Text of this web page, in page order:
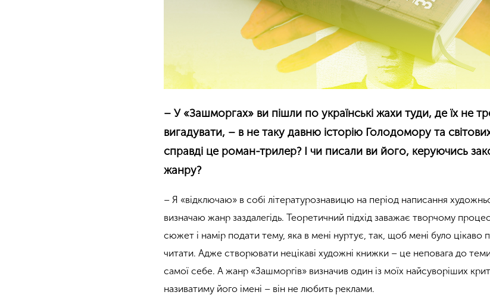
– У «Зашморгах» ви пішли по українські жахи туди, де їх не
вигадувати, – в не таку давню історію Голодомору та
справді це роман-трилер? І чи писали ви його, керуючись
жанру?
– Я «відключаю» в собі літературознавицю на період написання
визначаю жанр заздалегідь. Теоретичний підхід заважає творчому
сюжет і намір подати тему, яка в мені нуртує, так, щоб мені було цікаво
читати. Адже створювати нецікаві художні книжки – це неповага до
самої себе. А жанр «Зашморгів» визначив один із моїх найсуворіших
називатиму його імені – він не любить реклами.